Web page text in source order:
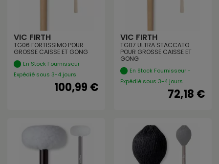
VIC FIRTH
TG06 FORTISSIMO POUR
GROSSE CAISSE ET GONG
En Stock Fournisseur -
Expédié sous 3-4 jours
100,99 €
VIC FIRTH
TG07 ULTRA STACCATO
POUR GROSSE CAISSE ET
GONG
En Stock Fournisseur -
Expédié sous 3-4 jours
72,18 €